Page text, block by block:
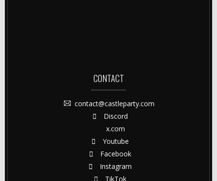
CONTACT
contact@castleparty.com
Discord
x.com
Youtube
Facebook
Instagram
TikTok